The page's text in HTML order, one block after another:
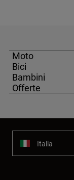
Moto
Bici
Bambini
Offerte
Italia